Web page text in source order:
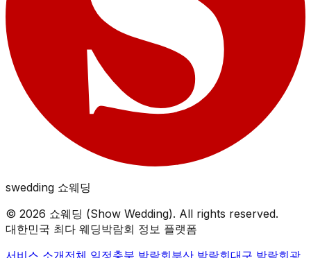
swedding 쇼웨딩
© 2026 쇼웨딩 (Show Wedding). All rights reserved.
대한민국 최다 웨딩박람회 정보 플랫폼